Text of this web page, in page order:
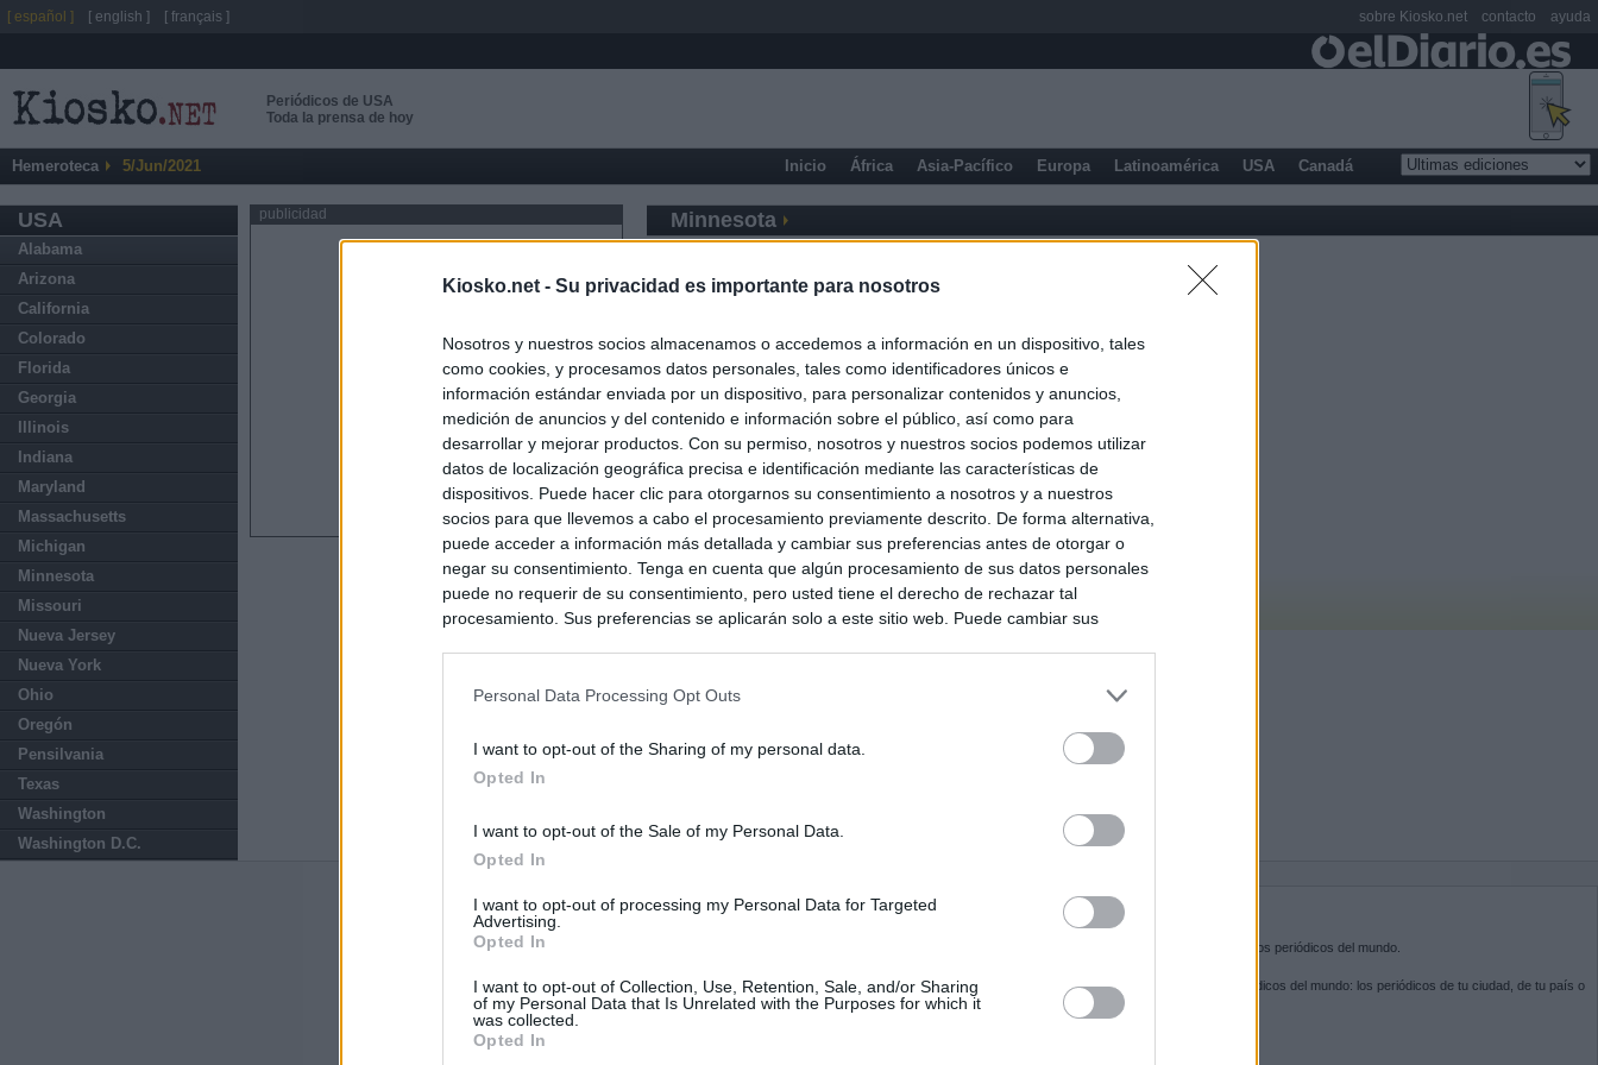
Kiosko.net - Su privacidad es importante para nosotros
Nosotros y nuestros socios almacenamos o accedemos a información en un dispositivo, tales
como cookies, y procesamos datos personales, tales como identificadores únicos e
información estándar enviada por un dispositivo, para personalizar contenidos y anuncios,
medición de anuncios y del contenido e información sobre el público, así como para
desarrollar y mejorar productos. Con su permiso, nosotros y nuestros socios podemos utilizar
datos de localización geográfica precisa e identificación mediante las características de
dispositivos. Puede hacer clic para otorgarnos su consentimiento a nosotros y a nuestros
socios para que llevemos a cabo el procesamiento previamente descrito. De forma alternativa,
puede acceder a información más detallada y cambiar sus preferencias antes de otorgar o
negar su consentimiento. Tenga en cuenta que algún procesamiento de sus datos personales
puede no requerir de su consentimiento, pero usted tiene el derecho de rechazar tal
procesamiento. Sus preferencias se aplicarán solo a este sitio web. Puede cambiar sus
Personal Data Processing Opt Outs
I want to opt-out of the Sharing of my personal data.
Opted In
I want to opt-out of the Sale of my Personal Data.
Opted In
I want to opt-out of processing my Personal Data for Targeted
Advertising.
Opted In
I want to opt-out of Collection, Use, Retention, Sale, and/or Sharing
of my Personal Data that Is Unrelated with the Purposes for which it
was collected.
Opted In
Periódicos de USA
Toda la prensa de hoy
Hemeroteca 5/Jun/2021 Inicio África Asia-Pacífico Europa Latinoamérica USA Canadá
USA
Alabama
Arizona
California
Colorado
Florida
Georgia
Illinois
Indiana
Maryland
Massachusetts
Michigan
Minnesota
Missouri
Nueva Jersey
Nueva York
Ohio
Oregón
Pensilvania
Texas
Washington
Washington D.C.
publicidad Minnesota
Últimas noticias
Italia rechaza el ultimátum del Gobierno y mantiene los controles a viajeros de
El Gobierno da un ultimátum a Italia: o levanta los controles a viajeros de
España o adoptará "medidas proporcionales"
SOBRE KIOSKO.NET
es la puerta de entrada a los periódicos del mundo.
Navega por las portadas de los periódicos del mundo: los periódicos de tu ciudad, de tu país o
del otro extremo del mundo.
[ español ] [ english ] [ français ] sobre Kiosko.net contacto ayuda